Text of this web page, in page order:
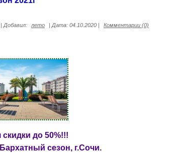
| Добавил: лето | Дата: 04.10.2020 | Комментарии (0)
скидки до 50%!!!
сезон, г.Сочи.